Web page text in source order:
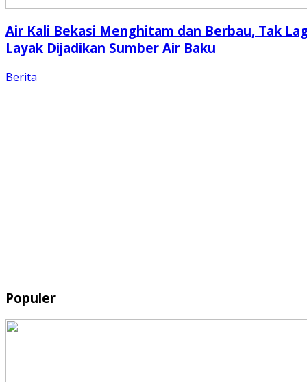
Air Kali Bekasi Menghitam dan Berbau, Tak
Layak Dijadikan Sumber Air Baku
Berita
Populer